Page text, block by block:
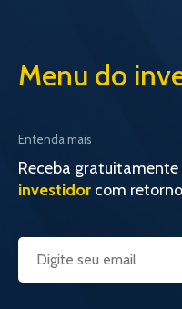
Menu do
Entenda mais
Receba gratuitamente
investidor com